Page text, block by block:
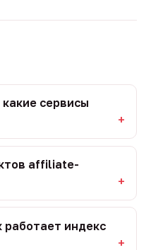
сервисы
affiliate-
работает индекс